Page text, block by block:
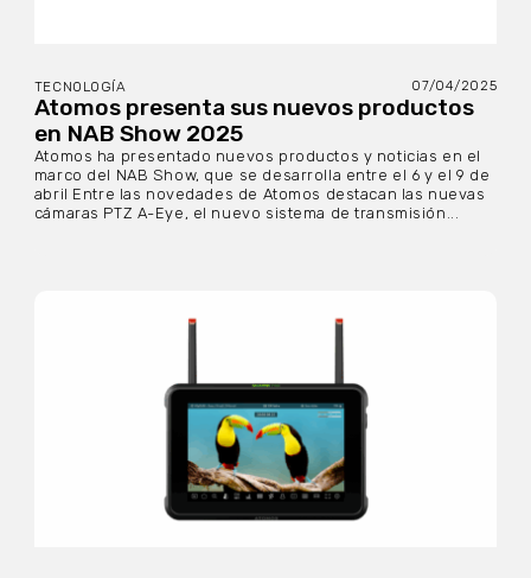
TECNOLOGÍA 07/04/2025
Atomos presenta sus nuevos productos
en NAB Show 2025
Atomos ha presentado nuevos productos y noticias en el
marco del NAB Show, que se desarrolla entre el 6 y el 9 de
abril Entre las novedades de Atomos destacan las nuevas
cámaras PTZ A-Eye, el nuevo sistema de transmisión...